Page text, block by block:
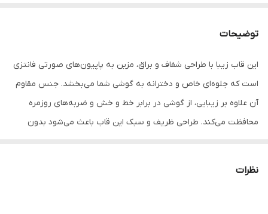
توضیحات
این قاب زیبا با طراحی شفاف و براق، مزین به پاپیون‌های صورتی فانتزی
است که جلوه‌ای خاص و دخترانه به گوشی شما می‌بخشد. جنس مقاوم
آن علاوه بر زیبایی، از گوشی در برابر خط و خش و ضربه‌های روزمره
محافظت می‌کند. طراحی ظریف و سبک این قاب باعث می‌شود بدون
نظرات